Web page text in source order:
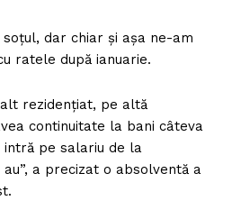
dar chiar și așa ne-am
ratele după ianuarie.
rezidențiat, pe altă
continuitate la bani câteva
intră pe salariu de la
a precizat o absolventă a